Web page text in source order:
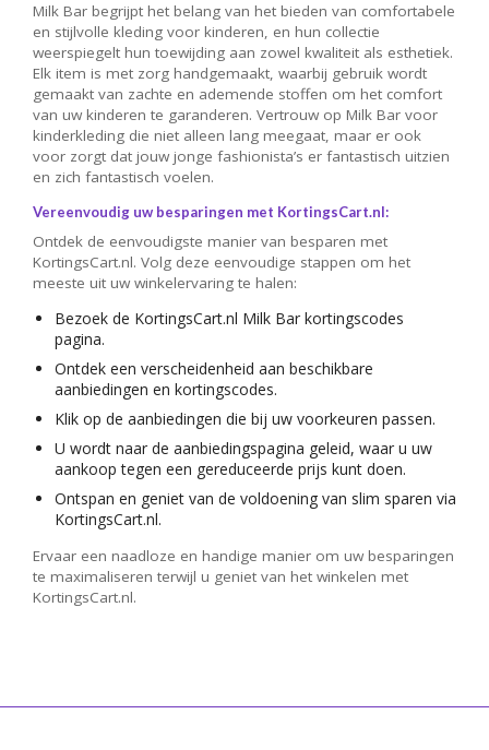
Milk Bar begrijpt het belang van het bieden van comfortabele
en stijlvolle kleding voor kinderen, en hun collectie
weerspiegelt hun toewijding aan zowel kwaliteit als esthetiek.
Elk item is met zorg handgemaakt, waarbij gebruik wordt
gemaakt van zachte en ademende stoffen om het comfort
van uw kinderen te garanderen. Vertrouw op Milk Bar voor
kinderkleding die niet alleen lang meegaat, maar er ook
voor zorgt dat jouw jonge fashionista’s er fantastisch uitzien
en zich fantastisch voelen.
Vereenvoudig uw besparingen met KortingsCart.nl:
Ontdek de eenvoudigste manier van besparen met
KortingsCart.nl. Volg deze eenvoudige stappen om het
meeste uit uw winkelervaring te halen:
Bezoek de KortingsCart.nl Milk Bar kortingscodes
pagina.
Ontdek een verscheidenheid aan beschikbare
aanbiedingen en kortingscodes.
Klik op de aanbiedingen die bij uw voorkeuren passen.
U wordt naar de aanbiedingspagina geleid, waar u uw
aankoop tegen een gereduceerde prijs kunt doen.
Ontspan en geniet van de voldoening van slim sparen via
KortingsCart.nl.
Ervaar een naadloze en handige manier om uw besparingen
te maximaliseren terwijl u geniet van het winkelen met
KortingsCart.nl.